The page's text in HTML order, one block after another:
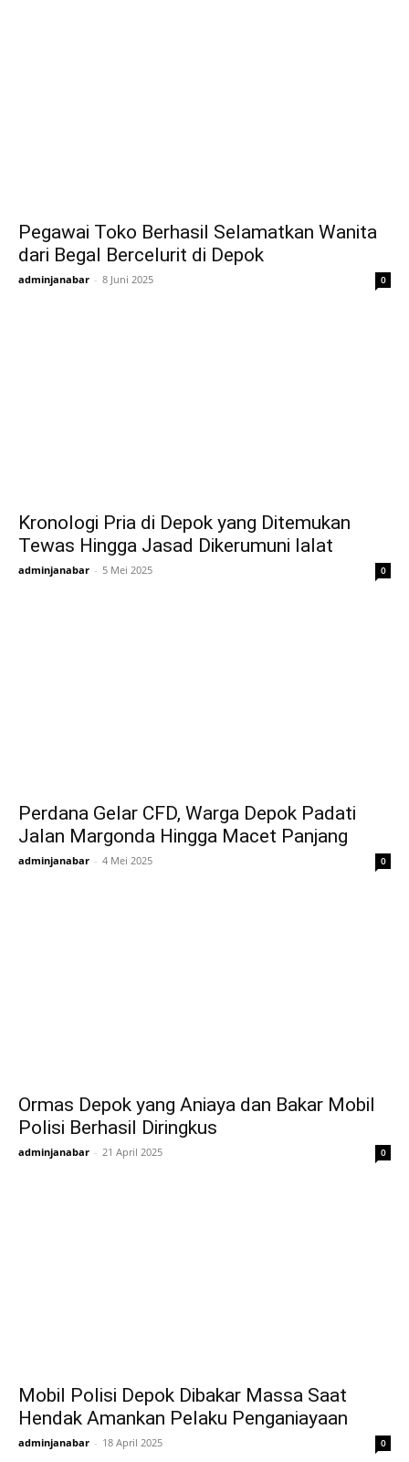
Pegawai Toko Berhasil Selamatkan Wanita
dari Begal Bercelurit di Depok
adminjanabar - 8 Juni 2025 0
Kronologi Pria di Depok yang Ditemukan
Tewas Hingga Jasad Dikerumuni lalat
adminjanabar - 5 Mei 2025 0
Perdana Gelar CFD, Warga Depok Padati
Jalan Margonda Hingga Macet Panjang
adminjanabar - 4 Mei 2025 0
Ormas Depok yang Aniaya dan Bakar Mobil
Polisi Berhasil Diringkus
adminjanabar - 21 April 2025 0
Mobil Polisi Depok Dibakar Massa Saat
Hendak Amankan Pelaku Penganiayaan
adminjanabar - 18 April 2025 0